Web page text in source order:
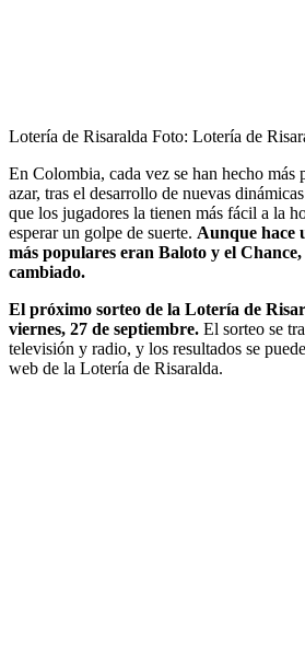
Lotería de Risaralda Foto: Lotería de
En Colombia, cada vez se han hecho más
azar, tras el desarrollo de nuevas
que los jugadores la tienen más fácil a la
esperar un golpe de suerte. Aunque hace
más populares eran Baloto y el
cambiado.
El próximo sorteo de la Lotería de
viernes, 27 de septiembre. El sorteo se
televisión y radio, y los resultados se
web de la Lotería de Risaralda.